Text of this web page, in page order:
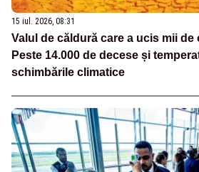
15 iul. 2026, 08:31
Valul de căldură care a ucis mii de
Peste 14.000 de decese și
schimbările climatice